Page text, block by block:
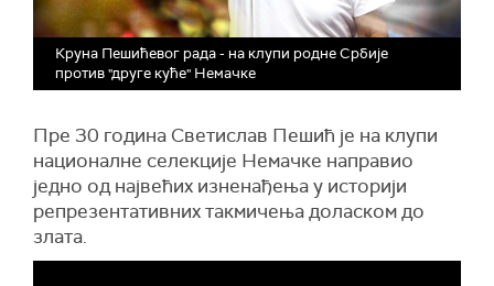
Круна Пешићевог рада - на клупи родне Србије
против "друге куће" Немачке
Пре 30 година Светислав Пешић је на клупи
националне селекције Немачке направио
једно од највећих изненађења у историји
репрезентативних такмичења доласком до
злата.